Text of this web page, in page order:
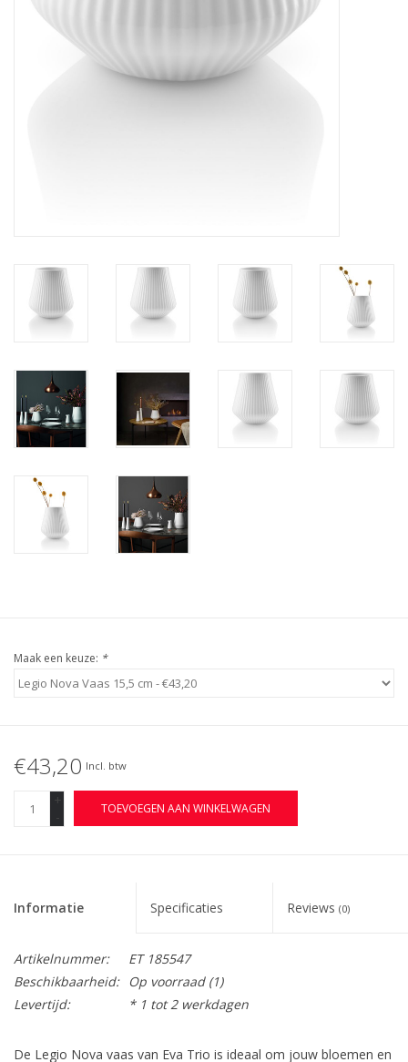
Maak een keuze: *
€43,20 Incl. btw
+
-
TOEVOEGEN AAN WINKELWAGEN
Informatie Specificaties Reviews (0)
Artikelnummer:
ET 185547
Beschikbaarheid:
Op voorraad(1)
Levertijd:
* 1 tot 2 werkdagen
De Legio Nova vaas van Eva Trio is ideaal om jouw bloemen en